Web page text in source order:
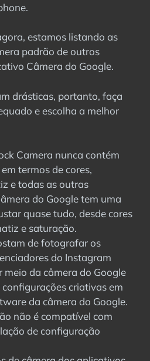
estamos listando as
padrão de outros
Câmera do Google.
drásticas, portanto, faça
e escolha a melhor
Camera nunca contém
termos de cores,
e todas as outras
do Google tem uma
quase tudo, desde cores
e saturação.
de fotografar os
do Instagram
da câmera do Google
criativas em
da câmera do Google.
não é compatível com
de configuração